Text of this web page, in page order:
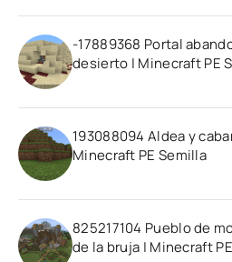
-17889368 Portal
desierto | Minecraft PE
193088094 Aldea y
Minecraft PE Semilla
825217104 Pueblo de
de la bruja | Minecraft